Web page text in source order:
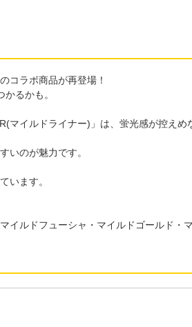
コラボ商品が再登場！
るかも。
マイルドライナー)」は、蛍光感が控えめ
いのが魅力です。
います。
イルドフューシャ・マイルドゴールド・